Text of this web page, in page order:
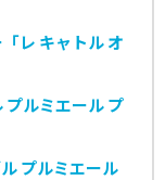
レ キャトル オ
ルミエール プ
プルミエール